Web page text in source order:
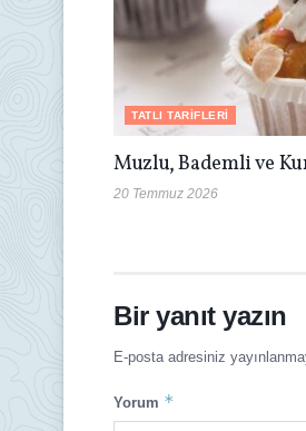
TATLI TARIFLERI
Muzlu, Bademli ve
20 Temmuz 2026
Bir yanıt yazın
E-posta adresiniz
Yorum *